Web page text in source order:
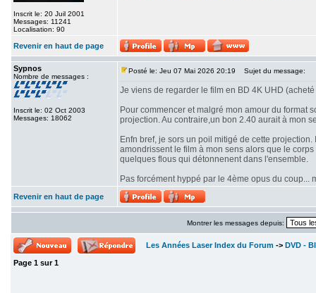
Inscrit le: 20 Juil 2001
Messages: 11241
Localisation: 90
Revenir en haut de page
Sypnos
Nombre de messages :
Inscrit le: 02 Oct 2003
Messages: 18062
Posté le: Jeu 07 Mai 2026 20:19 Sujet du message:
Je viens de regarder le film en BD 4K UHD
Pour commencer et malgré mon amour du format
projection. Au contraire,un bon 2.40 aurait à mon
Enfn bref, je sors un poil mitigé de cette
amondrissent le film à mon sens alors que le
quelques flous qui détonnenent dans l'ensemble.
Pas forcément hyppé par le 4ème opus du
Revenir en haut de page
Montrer les messages depuis:
Les Années Laser Index du Forum -> DVD -
Page 1 sur1